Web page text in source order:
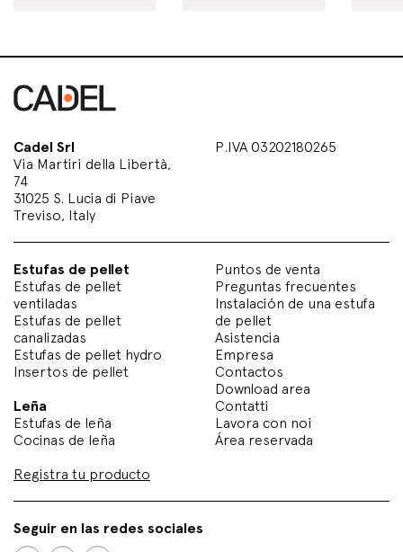
Cadel Srl
Via Martiri della Libertà,
74
31025 S. Lucia di Piave
Treviso, Italy
P.IVA 03202180265
Estufas de pellet
Estufas de pellet
ventiladas
Estufas de pellet
canalizadas
Estufas de pellet hydro
Insertos de pellet
Leña
Estufas de leña
Cocinas de leña
Registra tu producto
Puntos de venta
Preguntas frecuentes
Instalación de una estufa
de pellet
Asistencia
Empresa
Contactos
Download area
Contatti
Lavora con noi
Área reservada
Seguir en las redes sociales